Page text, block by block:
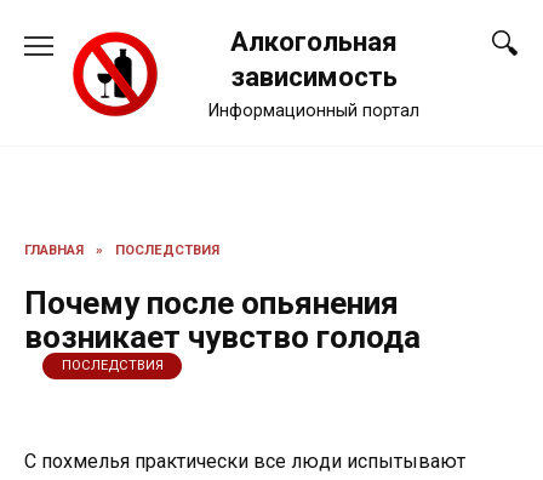
содержанию
Алкогольная
зависимость
Информационный портал
ГЛАВНАЯ » ПОСЛЕДСТВИЯ
Почему после опьянения
возникает чувство голода
ПОСЛЕДСТВИЯ
С похмелья практически все люди испытывают